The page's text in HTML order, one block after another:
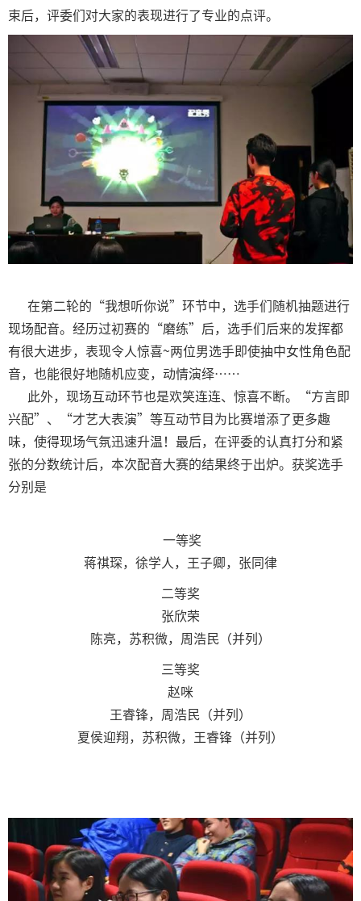
束后，评委们对大家的表现进行了专业的点评。
在第二轮的“我想听你说”环节中，选手们随机抽题进行
现场配音。经历过初赛的“磨练”后，选手们后来的发挥都
有很大进步，表现令人惊喜~两位男选手即使抽中女性角色配
音，也能很好地随机应变，动情演绎……
此外，现场互动环节也是欢笑连连、惊喜不断。“方言即
兴配”、“才艺大表演”等互动节目为比赛增添了更多趣
味，使得现场气氛迅速升温！最后，在评委的认真打分和紧
张的分数统计后，本次配音大赛的结果终于出炉。获奖选手
分别是
一等奖
蒋祺琛，徐学人，王子卿，张同律
二等奖
张欣荣
陈亮，苏积微，周浩民（并列）
三等奖
赵咪
王睿锋，周浩民（并列）
夏侯迎翔，苏积微，王睿锋（并列）